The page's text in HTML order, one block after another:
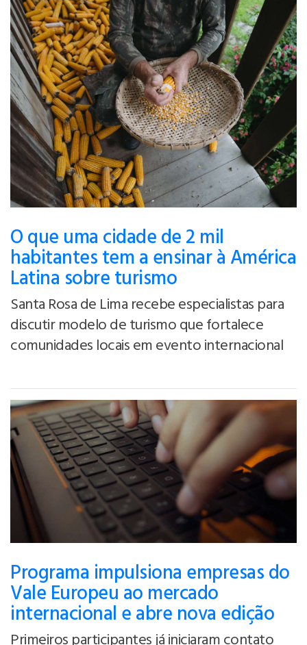
O que uma cidade de 2 mil
habitantes tem a ensinar à América
Latina sobre turismo
Santa Rosa de Lima recebe especialistas para
discutir modelo de turismo que fortalece
comunidades locais em evento internacional
Programa impulsiona empresas do
Vale Europeu ao mercado
internacional e abre nova edição
Primeiros participantes já iniciaram contato